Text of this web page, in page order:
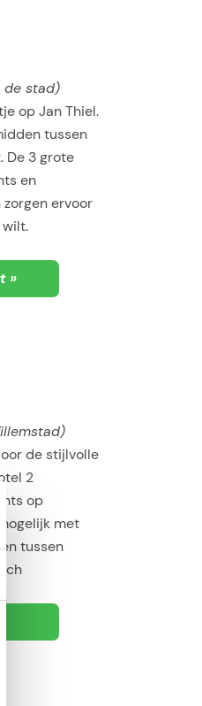
de stad)
op Jan Thiel.
tussen
De 3 grote
en
ervoor
»
de stijlvolle
2
op
met
tussen